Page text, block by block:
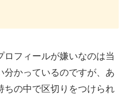
フィールが嫌いなのは当
かっているのですが、あ
ちの中で区切りをつけられ